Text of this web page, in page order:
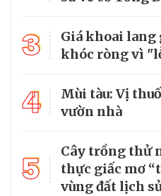
3
Giá khoai lang
khóc ròng vì
4
Mùi tàu: Vị
vườn nhà
5
Cây trồng thử
thực giấc mơ
vùng đất lịch